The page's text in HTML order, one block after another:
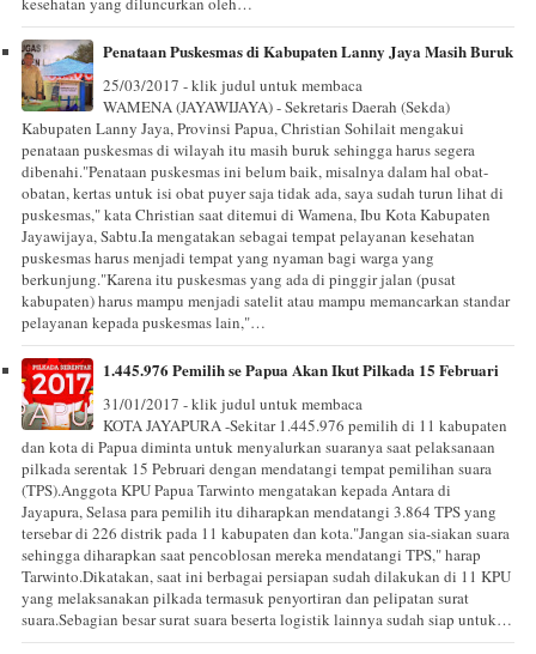
Penataan Puskesmas di Kabupaten Lanny Jaya Masih Buruk
25/03/2017 - klik judul untuk membaca
WAMENA (JAYAWIJAYA) - Sekretaris Daerah (Sekda)
Kabupaten Lanny Jaya, Provinsi Papua, Christian Sohilait mengakui
penataan puskesmas di wilayah itu masih buruk sehingga harus segera
dibenahi."Penataan puskesmas ini belum baik, misalnya dalam hal obat-
obatan, kertas untuk isi obat puyer saja tidak ada, saya sudah turun lihat di
puskesmas," kata Christian saat ditemui di Wamena, Ibu Kota Kabupaten
Jayawijaya, Sabtu.Ia mengatakan sebagai tempat pelayanan kesehatan
puskesmas harus menjadi tempat yang nyaman bagi warga yang
berkunjung."Karena itu puskesmas yang ada di pinggir jalan (pusat
kabupaten) harus mampu menjadi satelit atau mampu memancarkan standar
pelayanan kepada puskesmas lain,"…
1.445.976 Pemilih se Papua Akan Ikut Pilkada 15 Februari
31/01/2017 - klik judul untuk membaca
KOTA JAYAPURA -Sekitar 1.445.976 pemilih di 11 kabupaten
dan kota di Papua diminta untuk menyalurkan suaranya saat pelaksanaan
pilkada serentak 15 Pebruari dengan mendatangi tempat pemilihan suara
(TPS).Anggota KPU Papua Tarwinto mengatakan kepada Antara di
Jayapura, Selasa para pemilih itu diharapkan mendatangi 3.864 TPS yang
tersebar di 226 distrik pada 11 kabupaten dan kota."Jangan sia-siakan suara
sehingga diharapkan saat pencoblosan mereka mendatangi TPS," harap
Tarwinto.Dikatakan, saat ini berbagai persiapan sudah dilakukan di 11 KPU
yang melaksanakan pilkada termasuk penyortiran dan pelipatan surat
suara.Sebagian besar surat suara beserta logistik lainnya sudah siap untuk…